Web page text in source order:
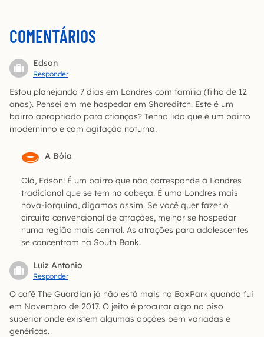
COMENTÁRIOS
Edson
Responder
Estou planejando 7 dias em Londres com família (filho de 12
anos). Pensei em me hospedar em Shoreditch. Este é um
bairro apropriado para crianças? Tenho lido que é um bairro
moderninho e com agitação noturna.
A Bóia
Olá, Edson! É um bairro que não corresponde à Londres
tradicional que se tem na cabeça. É uma Londres mais
nova-iorquina, digamos assim. Se você quer fazer o
circuito convencional de atrações, melhor se hospedar
numa região mais central. As atrações para adolescentes
se concentram na South Bank.
Luiz Antonio
Responder
O café The Guardian já não está mais no BoxPark quando fui
em Novembro de 2017. O jeito é procurar algo no piso
superior onde existem algumas opções bem variadas e
genéricas.